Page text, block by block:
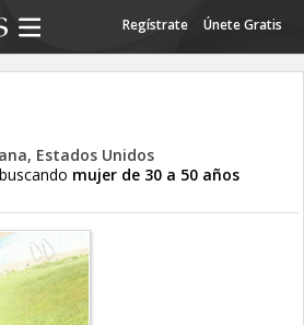
Regístrate Únete Gratis
Estados Unidos
buscando mujer de 30 a 50 años